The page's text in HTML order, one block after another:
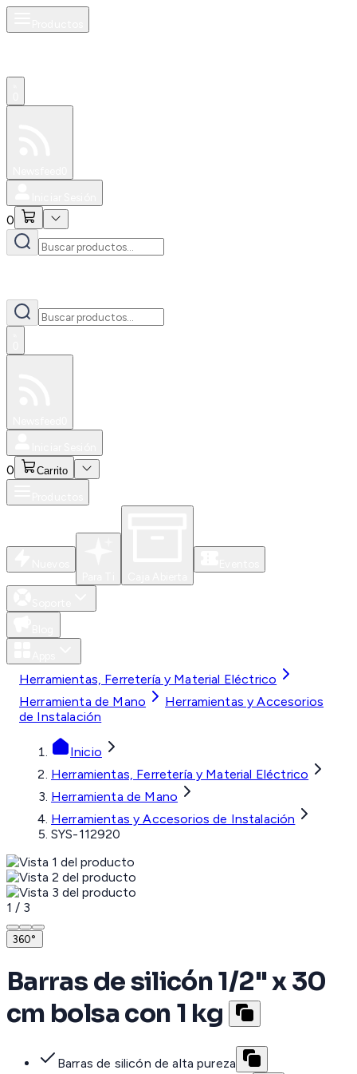
0
0 Carrito
Herramientas, Ferretería y Material Eléctrico
Herramienta de Mano
Herramientas y Accesorios
de Instalación
Inicio
Herramientas, Ferretería y Material Eléctrico
Herramienta de Mano
Herramientas y Accesorios de Instalación
SYS-112920
1 / 3
360°
Barras de silicón 1/2" x 30
cm bolsa con 1 kg
Barras de silicón de alta pureza